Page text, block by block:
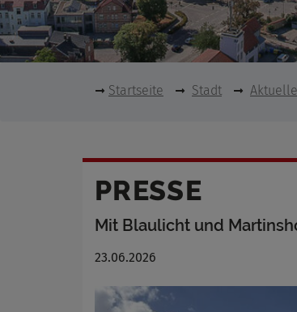
Startseite Stadt
PRESSE
Mit Blaulicht und
23.06.2026